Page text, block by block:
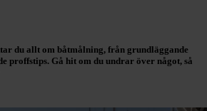
du allt om båtmålning, från grundläggande
proffstips. Gå hit om du undrar över något, så